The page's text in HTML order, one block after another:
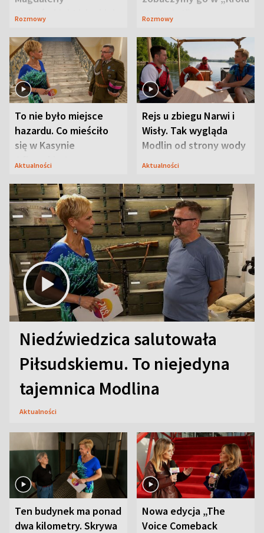
Waligórskiej-Lisieckiej.
Rozmowy
Maciusiu I”
Rozmowy
To nie było miejsce
hazardu. Co mieściło
się w Kasynie
Oficerskim?
Aktualności
Rejs u zbiegu Narwi i
Wisły. Tak wygląda
Modlin od strony wody
Aktualności
Niedźwiedzica salutowała
Piłsudskiemu. To niejedyna
tajemnica Modlina
Aktualności
Ten budynek ma ponad
dwa kilometry. Skrywa
Nowa edycja „The
Voice Comeback